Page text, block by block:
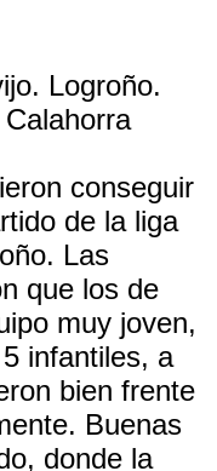
Logroño.
conseguir
de la liga
Las
que los de
muy joven,
infantiles, a
bien frente
Buenas
donde la